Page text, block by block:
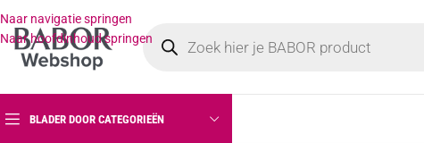
Naar navigatie springen
Naar hoofdinhoud springen
BLADER DOOR CATEGORIEËN